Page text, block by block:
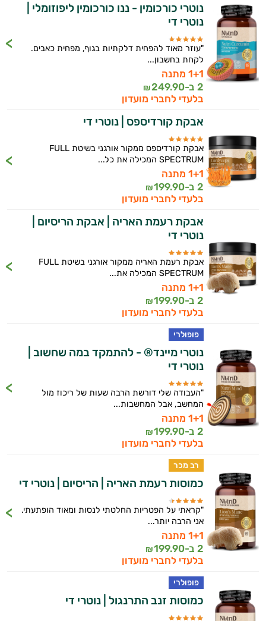
נוטרי כורכומין - ננו כורכומין ליפוזומלי |
נוטרי די
"עוזר מאוד להפחית דלקתיות בגוף, מפחית כאבים.
לקחת בחשבון...
1+1 מתנה
2 ב-
249.90
₪
בלעדי לחברי מועדון
אבקת קורדיספס | נוטרי די
אבקת קורדיספס ממקור אורגני בשיטת FULL
SPECTRUM המכילה את כל...
1+1 מתנה
2 ב-
199.90
₪
בלעדי לחברי מועדון
אבקת רעמת האריה | אבקת הריסיום |
נוטרי די
אבקת רעמת האריה ממקור אורגני בשיטת FULL
SPECTRUM המכילה את...
1+1 מתנה
2 ב-
199.90
₪
בלעדי לחברי מועדון
פופולרי
נוטרי מיינד® - להתמקד במה שחשוב |
נוטרי די
"העבודה שלי דורשת הרבה שעות של ריכוז מול
המחשב, אבל המחשבות...
1+1 מתנה
2 ב-
199.90
₪
בלעדי לחברי מועדון
רב מכר
כמוסות רעמת האריה | הריסיום | נוטרי די
"קראתי על הפטריות החלטתי לנסות ומאוד הופתעתי.
אני הרבה יותר...
1+1 מתנה
2 ב-
199.90
₪
בלעדי לחברי מועדון
פופולרי
כמוסות זנב התרנגול | נוטרי די